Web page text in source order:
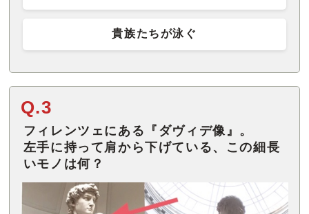
貴族たちが泳ぐ
Q.3
フィレンツェにある『ダヴィデ像』。
左手に持って肩から下げている、この細長
いモノは何？